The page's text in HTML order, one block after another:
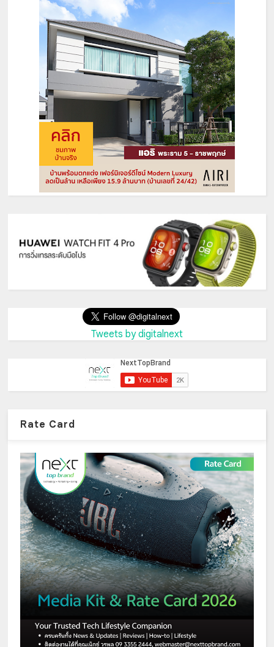
Tweets by digitalnext
Rate Card